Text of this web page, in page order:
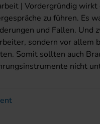
| Vordergründig wirkt
zu führen. Es
und Fallen. Und
sondern vor allem
Somit sollten auch
nicht